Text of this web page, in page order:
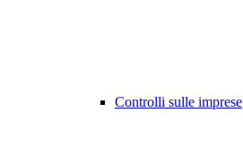
Controlli sulle imprese